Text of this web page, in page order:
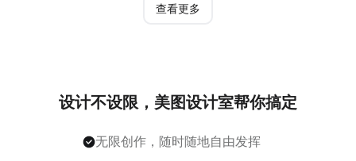
查看更多
设计不设限，美图设计室帮你搞定
无限创作，随时随地自由发挥